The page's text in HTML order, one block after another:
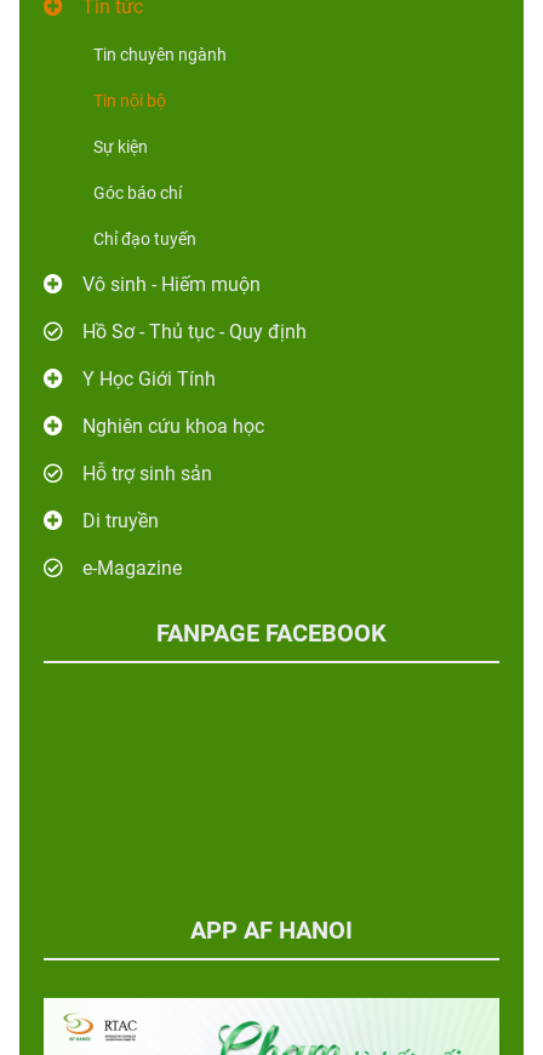
Tin tức
Tin chuyên ngành
Tin nội bộ
Sự kiện
Góc báo chí
Chỉ đạo tuyến
Vô sinh - Hiếm muộn
Hồ Sơ - Thủ tục - Quy định
Y Học Giới Tính
Nghiên cứu khoa học
Hỗ trợ sinh sản
Di truyền
e-Magazine
FANPAGE FACEBOOK
APP AF HANOI